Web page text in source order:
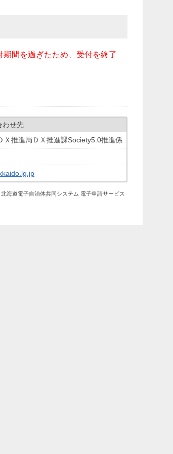
間を過ぎたため、受付を終了
わせ先
Ｘ推進局ＤＸ推進課Society5.0推進係
北海道電子自治体共同システム 電子申請サービス